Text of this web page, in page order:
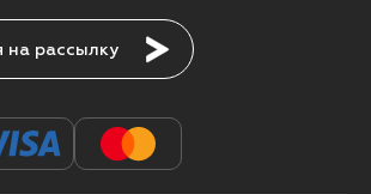
Подписаться